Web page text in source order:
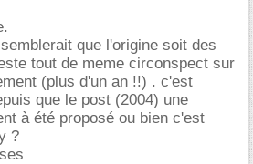
que l'origine soit des
tout de meme circonspect sur
(plus d'un an !!) . c'est
que le post (2004) une
à été proposé ou bien c'est
?